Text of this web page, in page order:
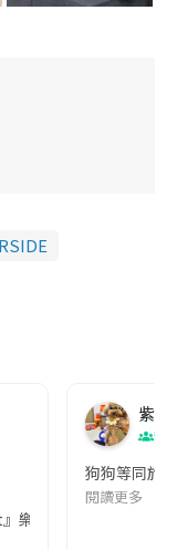
樂園玩,毛孩友
紫藍
寵
狗狗等同於
閱讀更多